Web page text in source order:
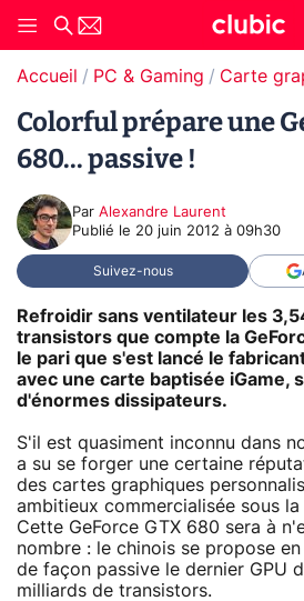
Accueil PC & Gaming Carte
Colorful prépare une
680... passive !
Par Alexandre Laurent
Publié le 20 juin 2012 à 09h30
Suivez-nous
Refroidir sans ventilateur les
transistors que compte la
le pari que s'est lancé le
avec une carte baptisée iGame,
d'énormes dissipateurs.
S'il est quasiment inconnu dans
a su se forger une certaine
des cartes graphiques
ambitieux commercialisée sous la
Cette GeForce GTX 680 sera à
nombre : le chinois se propose
de façon passive le dernier GPU
milliards de transistors.